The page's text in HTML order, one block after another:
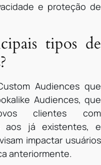
e proteção de
tipos de
Audiences que
Audiences, que
clientes com
aos já existentes, e
impactar usuários
anteriormente.